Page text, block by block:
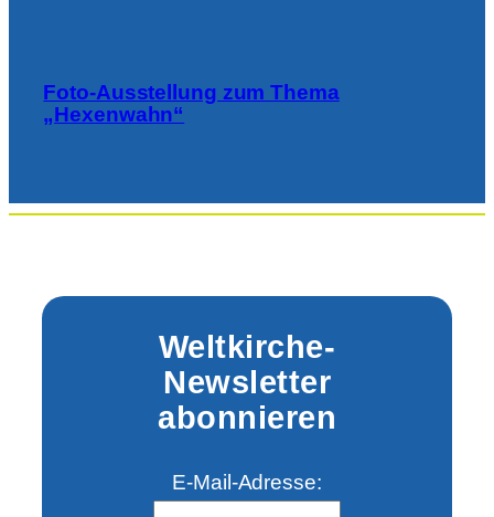
Foto-Ausstellung zum Thema
„Hexenwahn“
Weltkirche-
Newsletter
abonnieren
E-Mail-Adresse: